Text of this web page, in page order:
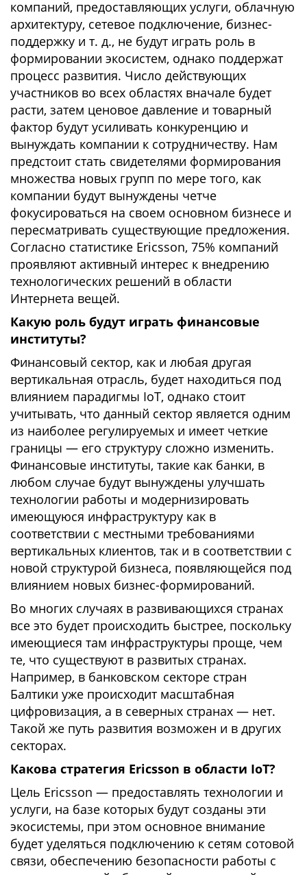
компаний, предоставляющих услуги, облачную
архитектуру, сетевое подключение, бизнес-
поддержку и т. д., не будут играть роль в
формировании экосистем, однако поддержат
процесс развития. Число действующих
участников во всех областях вначале будет
расти, затем ценовое давление и товарный
фактор будут усиливать конкуренцию и
вынуждать компании к сотрудничеству. Нам
предстоит стать свидетелями формирования
множества новых групп по мере того, как
компании будут вынуждены четче
фокусироваться на своем основном бизнесе и
пересматривать существующие предложения.
Согласно статистике Ericsson, 75% компаний
проявляют активный интерес к внедрению
технологических решений в области
Интернета вещей.
Какую роль будут играть финансовые
институты?
Финансовый сектор, как и любая другая
вертикальная отрасль, будет находиться под
влиянием парадигмы IoT, однако стоит
учитывать, что данный сектор является одним
из наиболее регулируемых и имеет четкие
границы — его структуру сложно изменить.
Финансовые институты, такие как банки, в
любом случае будут вынуждены улучшать
технологии работы и модернизировать
имеющуюся инфраструктуру как в
соответствии с местными требованиями
вертикальных клиентов, так и в соответствии с
новой структурой бизнеса, появляющейся под
влиянием новых бизнес-формирований.
Во многих случаях в развивающихся странах
все это будет происходить быстрее, поскольку
имеющиеся там инфраструктуры проще, чем
те, что существуют в развитых странах.
Например, в банковском секторе стран
Балтики уже происходит масштабная
цифровизация, а в северных странах — нет.
Такой же путь развития возможен и в других
секторах.
Какова стратегия Ericsson в области IoT?
Цель Ericsson — предоставлять технологии и
услуги, на базе которых будут созданы эти
экосистемы, при этом основное внимание
будет уделяться подключению к сетям сотовой
связи, обеспечению безопасности работы с